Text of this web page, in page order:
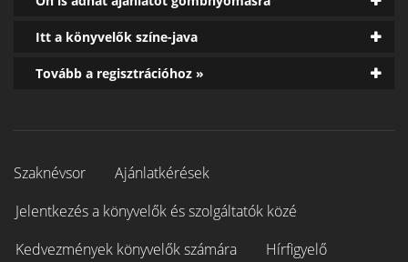
Itt a könyvelők színe-java
Tovább a regisztrációhoz »
Szaknévsor
Ajánlatkérések
Jelentkezés a könyvelők és szolgáltatók közé
Kedvezmények könyvelők számára
Hírfigyelő